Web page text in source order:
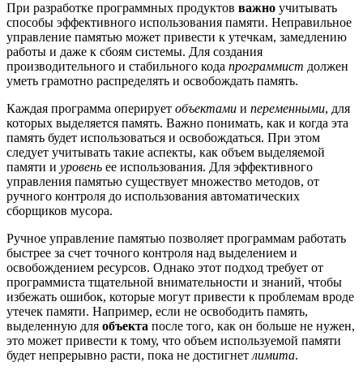
При разработке программных продуктов важно учитывать
способы эффективного использования памяти. Неправильное
управление памятью может привести к утечкам, замедлению
работы и даже к сбоям системы. Для создания
производительного и стабильного кода программист должен
уметь грамотно распределять и освобождать память.
Каждая программа оперирует объектами и переменными, для
которых выделяется память. Важно понимать, как и когда эта
память будет использоваться и освобождаться. При этом
следует учитывать такие аспекты, как объем выделяемой
памяти и уровень ее использования. Для эффективного
управления памятью существует множество методов, от
ручного контроля до использования автоматических
сборщиков мусора.
Ручное управление памятью позволяет программам работать
быстрее за счет точного контроля над выделением и
освобождением ресурсов. Однако этот подход требует от
программиста тщательной внимательности и знаний, чтобы
избежать ошибок, которые могут привести к проблемам вроде
утечек памяти. Например, если не освободить память,
выделенную для объекта после того, как он больше не нужен,
это может привести к тому, что объем используемой памяти
будет непрерывно расти, пока не достигнет лимита.